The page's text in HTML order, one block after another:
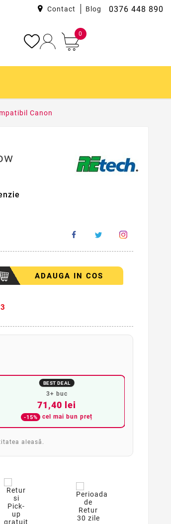
0376 448 890
Contact Blog
0
Canon
ADAUGA IN COS
BEST DEAL
3+ buc
71,40 lei
-15% cel mai bun preț
aleasă.